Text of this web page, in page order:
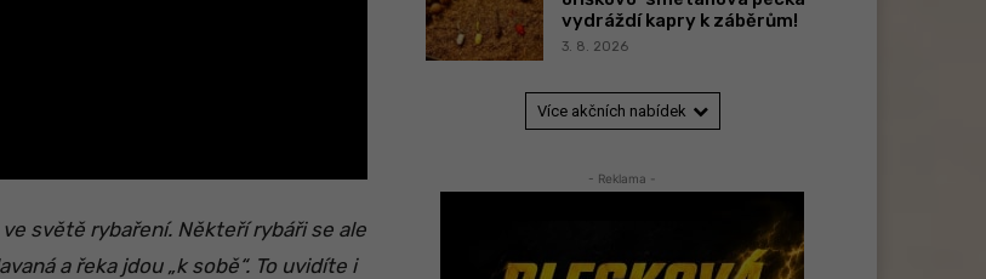
světě rybaření. Někteří rybáři se ale
a řeka jdou „k sobě“. To uvidíte i
vydráždí kapry k záběrům!
3. 8. 2026
Více akčních nabídek
- Reklama -